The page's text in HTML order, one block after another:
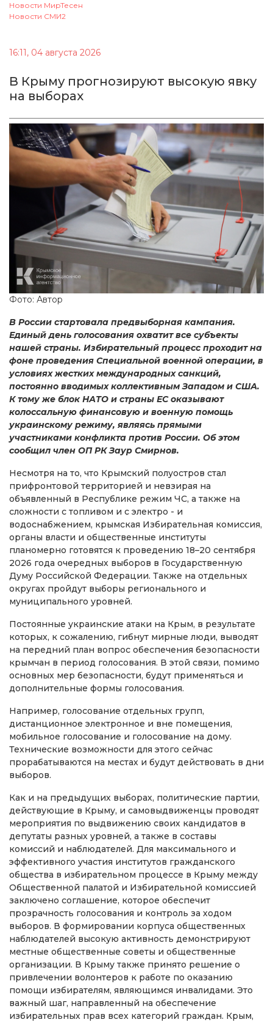
Новости МирТесен
Новости СМИ2
16:11, 04 августа 2026
В Крыму прогнозируют высокую явку
на выборах
Фото: Автор
В России стартовала предвыборная кампания.
Единый день голосования охватит все субъекты
нашей страны. Избирательный процесс проходит на
фоне проведения Специальной военной операции, в
условиях жестких международных санкций,
постоянно вводимых коллективным Западом и США.
К тому же блок НАТО и страны ЕС оказывают
колоссальную финансовую и военную помощь
украинскому режиму, являясь прямыми
участниками конфликта против России. Об этом
сообщил член ОП РК Заур Смирнов.
Несмотря на то, что Крымский полуостров стал
прифронтовой территорией и невзирая на
объявленный в Республике режим ЧС, а также на
сложности с топливом и с электро - и
водоснабжением, крымская Избирательная комиссия,
органы власти и общественные институты
планомерно готовятся к проведению 18–20 сентября
2026 года очередных выборов в Государственную
Думу Российской Федерации. Также на отдельных
округах пройдут выборы регионального и
муниципального уровней.
Постоянные украинские атаки на Крым, в результате
которых, к сожалению, гибнут мирные люди, выводят
на передний план вопрос обеспечения безопасности
крымчан в период голосования. В этой связи, помимо
основных мер безопасности, будут применяться и
дополнительные формы голосования.
Например, голосование отдельных групп,
дистанционное электронное и вне помещения,
мобильное голосование и голосование на дому.
Технические возможности для этого сейчас
прорабатываются на местах и будут действовать в дни
выборов.
Как и на предыдущих выборах, политические партии,
действующие в Крыму, и самовыдвиженцы проводят
мероприятия по выдвижению своих кандидатов в
депутаты разных уровней, а также в составы
комиссий и наблюдателей. Для максимального и
эффективного участия институтов гражданского
общества в избирательном процессе в Крыму между
Общественной палатой и Избирательной комиссией
заключено соглашение, которое обеспечит
прозрачность голосования и контроль за ходом
выборов. В формировании корпуса общественных
наблюдателей высокую активность демонстрируют
местные общественные советы и общественные
организации. В Крыму также принято решение о
привлечении волонтеров к работе по оказанию
помощи избирателям, являющимся инвалидами. Это
важный шаг, направленный на обеспечение
избирательных прав всех категорий граждан. Крым,